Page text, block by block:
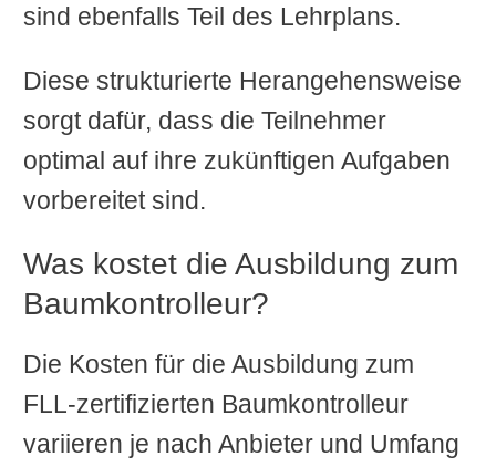
sind ebenfalls Teil des Lehrplans.
Diese strukturierte Herangehensweise
sorgt dafür, dass die Teilnehmer
optimal auf ihre zukünftigen Aufgaben
vorbereitet sind.
Was kostet die Ausbildung zum
Baumkontrolleur?
Die Kosten für die Ausbildung zum
FLL-zertifizierten Baumkontrolleur
variieren je nach Anbieter und Umfang